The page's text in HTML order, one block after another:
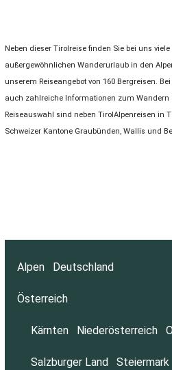
Neben dieser Tirolreise finden Sie bei uns
außergewöhnlichen Wanderurlaub in den
unserem Reiseangebot von 160 Bergreisen.
auch zahlreiche Informationen zum Wandern
Reiseauswahl sind neben TirolAlpenreisen in
Schweizer Kantone Graubünden, Wallis und
Alpen Deutschland
Österreich
Kärnten Niederösterreich
Salzburger Land Steiermark